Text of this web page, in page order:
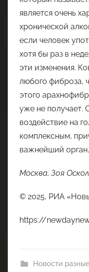
является очень
хронической
если человек
хотя бы раз в
эти изменения.
любого фиброза,
этого
уже не получает.
воздействие на
комплексным,
важнейший
Москва, Зоя
© 2025, РИА
https://
Новости